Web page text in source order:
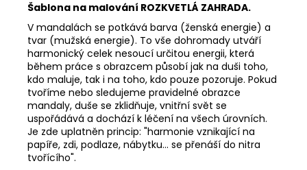
Šablona na malování ROZKVETLÁ ZAHRADA.
V mandalách se potkává barva (ženská energie) a
tvar (mužská energie). To vše dohromady utváří
harmonický celek nesoucí určitou energii, která
během práce s obrazcem působí jak na duši toho,
kdo maluje, tak i na toho, kdo pouze pozoruje. Pokud
tvoříme nebo sledujeme pravidelné obrazce
mandaly, duše se zklidňuje, vnitřní svět se
uspořádává a dochází k léčení na všech úrovních.
Je zde uplatněn princip: "harmonie vznikající na
papíře, zdi, podlaze, nábytku... se přenáší do nitra
tvořícího".